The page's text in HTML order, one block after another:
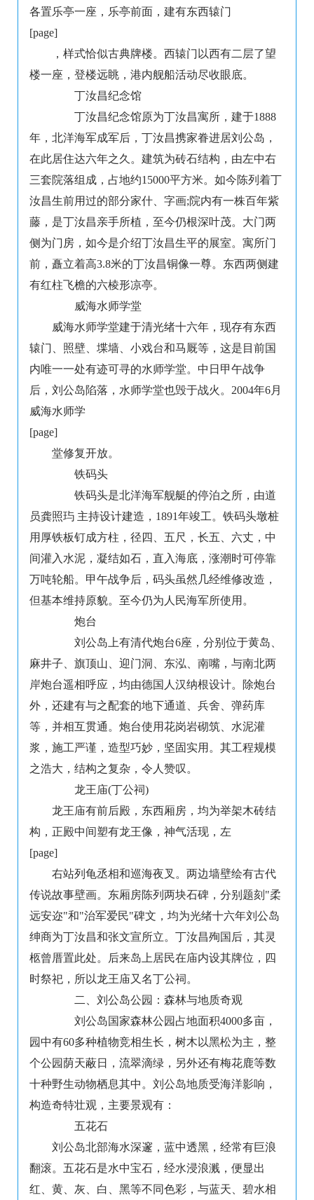
各置乐亭一座，乐亭前面，建有东西辕门
[page]
，样式恰似古典牌楼。西辕门以西有二层了望
楼一座，登楼远眺，港内舰船活动尽收眼底。
丁汝昌纪念馆
丁汝昌纪念馆原为丁汝昌寓所，建于1888
年，北洋海军成军后，丁汝昌携家眷进居刘公岛，
在此居住达六年之久。建筑为砖石结构，由左中右
三套院落组成，占地约15000平方米。如今陈列着丁
汝昌生前用过的部分家什、字画;院内有一株百年紫
藤，是丁汝昌亲手所植，至今仍根深叶茂。大门两
侧为门房，如今是介绍丁汝昌生平的展室。寓所门
前，矗立着高3.8米的丁汝昌铜像一尊。东西两侧建
有红柱飞檐的六棱形凉亭。
威海水师学堂
威海水师学堂建于清光绪十六年，现存有东西
辕门、照壁、堞墙、小戏台和马厩等，这是目前国
内唯一一处有迹可寻的水师学堂。中日甲午战争
后，刘公岛陷落，水师学堂也毁于战火。2004年6月
威海水师学
[page]
堂修复开放。
铁码头
铁码头是北洋海军舰艇的停泊之所，由道
员龚照玙 主持设计建造，1891年竣工。铁码头墩桩
用厚铁板钉成方柱，径四、五尺，长五、六丈，中
间灌入水泥，凝结如石，直入海底，涨潮时可停靠
万吨轮船。甲午战争后，码头虽然几经维修改造，
但基本维持原貌。至今仍为人民海军所使用。
炮台
刘公岛上有清代炮台6座，分别位于黄岛、
麻井子、旗顶山、迎门洞、东泓、南嘴，与南北两
岸炮台遥相呼应，均由德国人汉纳根设计。除炮台
外，还建有与之配套的地下通道、兵舍、弹药库
等，并相互贯通。炮台使用花岗岩砌筑、水泥灌
浆，施工严谨，造型巧妙，坚固实用。其工程规模
之浩大，结构之复杂，令人赞叹。
龙王庙(丁公祠)
龙王庙有前后殿，东西厢房，均为举架木砖结
构，正殿中间塑有龙王像，神气活现，左
[page]
右站列龟丞相和巡海夜叉。两边墙壁绘有古代
传说故事壁画。东厢房陈列两块石碑，分别题刻"柔
远安迩"和"治军爱民"碑文，均为光绪十六年刘公岛
绅商为丁汝昌和张文宣所立。丁汝昌殉国后，其灵
柩曾厝置此处。后来岛上居民在庙内设其牌位，四
时祭祀，所以龙王庙又名丁公祠。
二、刘公岛公园：森林与地质奇观
刘公岛国家森林公园占地面积4000多亩，
园中有60多种植物竞相生长，树木以黑松为主，整
个公园荫天蔽日，流翠滴绿，另外还有梅花鹿等数
十种野生动物栖息其中。刘公岛地质受海洋影响，
构造奇特壮观，主要景观有：
五花石
刘公岛北部海水深邃，蓝中透黑，经常有巨浪
翻滚。五花石是水中宝石，经水浸浪溅，便显出
红、黄、灰、白、黑等不同色彩，与蓝天、碧水相